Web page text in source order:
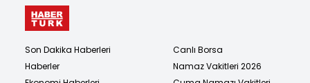
Son Dakika Haberleri
Haberler
Canlı Borsa
Namaz Vakitleri 2026